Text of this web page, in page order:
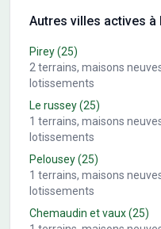
Autres villes actives à
Pirey(25)
2terrains, maisons
lotissements
Le russey(25)
1 terrains, maisons
lotissements
Pelousey(25)
1 terrains, maisons
lotissements
Chemaudin et vaux(25)